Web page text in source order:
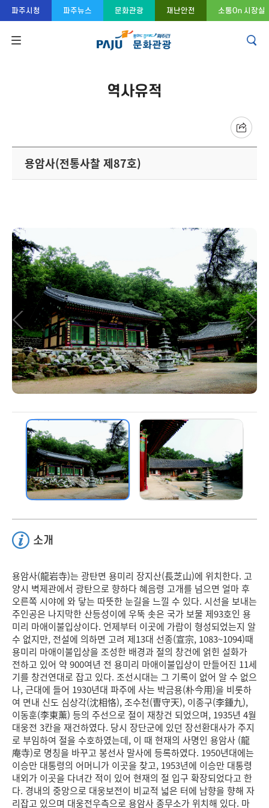
콘텐츠 바로가기
주메뉴 바로가기
푸터 바로가기
파주시청 파주뉴스 문화관광 재난안전 소통On 시장실
역사유적
용암사(전통사찰 제87호)
소개
용암사(龍岩寺)는 광탄면 용미리 장지산(長芝山)에 위치한다. 고
양시 벽제관에서 광탄으로 향하다 혜음령 고개를 넘으면 얼마 후
오른쪽 시야에 와 닿는 따뜻한 눈길을 느낄 수 있다. 시선을 보내는
주인공은 나지막한 산등성이에 우뚝 솟은 국가 보물 제93호인 용
미리 마애이불입상이다. 언제부터 이곳에 가람이 형성되었는지 알
수 없지만, 전설에 의하면 고려 제13대 선종(宣宗, 1083~1094)때
용미리 마애이불입상을 조성한 배경과 절의 창건에 얽힌 설화가
전하고 있어 약 900여년 전 용미리 마애이불입상이 만들어진 11세
기를 창건연대로 잡고 있다. 조선시대는 그 기록이 없어 알 수 없으
나, 근대에 들어 1930년대 파주에 사는 박금용(朴今用)을 비롯하
여 면내 신도 심상각(沈相恪), 조수천(曺守天), 이종구(李鍾九),
이동훈(李東薰) 등의 주선으로 절이 재창건 되었으며, 1935년 4월
대웅전 3칸을 재건하였다. 당시 장단군에 있던 장선환대사가 주지
로 부임하여 절을 수호하였는데, 이 때 현재의 사명인 용암사 (龍
庵寺)로 명칭을 바꾸고 봉선사 말사에 등록하였다. 1950년대에는
이승만 대통령의 어머니가 이곳을 찾고, 1953년에 이승만 대통령
내외가 이곳을 다녀간 적이 있어 현재의 절 입구 확장되었다고 한
다. 경내의 중앙으로 대웅보전이 비교적 넓은 터에 남향을 향해 자
리잡고 있으며 대웅전우측으로 용암사 종무소가 위치해 있다. 마